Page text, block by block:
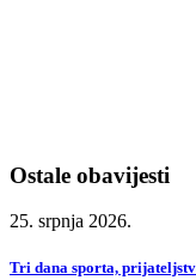
Ostale obavijesti
25. srpnja 2026.
Tri dana sporta,